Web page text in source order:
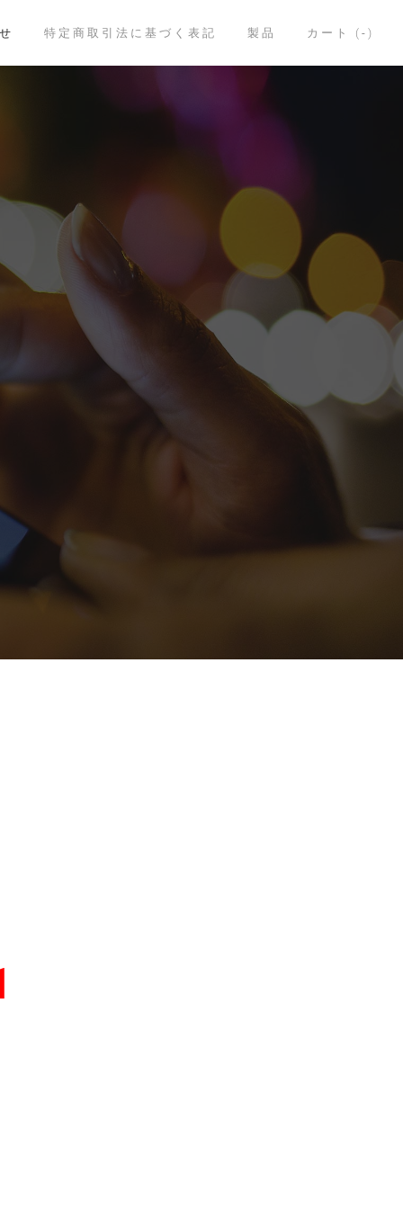
特定商取引法に基づく表記 製品 カート ( - )